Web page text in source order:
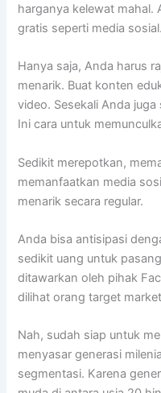
harganya kelewat mahal.
gratis seperti media sosial.
Hanya saja, Anda harus
menarik. Buat konten
video. Sesekali Anda
Ini cara untuk
Sedikit merepotkan,
memanfaatkan media
menarik secara regular.
Anda bisa antisipasi
sedikit uang untuk
ditawarkan oleh pihak
dilihat orang target
Nah, sudah siap untuk
menyasar generasi
segmentasi. Karena